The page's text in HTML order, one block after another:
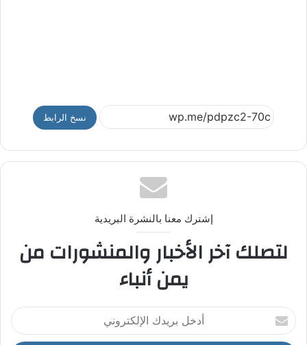
نسخ الرابط
إشترك معنا بالنشرة البريدية
لتصلك آخر الأخبار والمنشورات من
يمن أنباء
أ
د
خ